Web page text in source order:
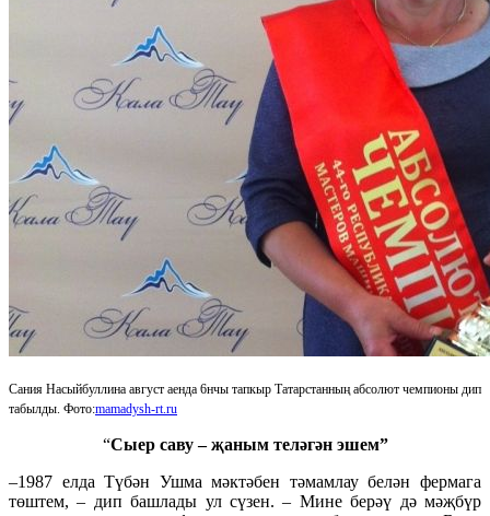
Сания Насыйбуллина август аенда 6нчы тапкыр Татарстанның абсолют чемпионы дип
табылды. Фото:mamadysh-rt.ru
“Сыер саву – җаным теләгән эшем”
–1987 елда Түбән Ушма мәктәбен тәмамлау белән фермага
төштем, – дип башлады ул сүзен. – Мине берәү дә мәҗбүр